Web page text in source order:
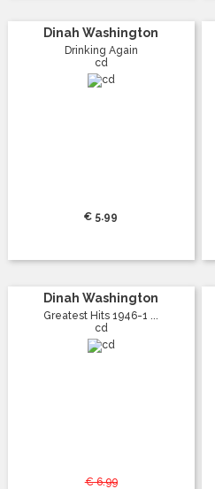
Dinah Washington
Drinking Again
cd
€ 5.99
Dinah Washington
Greatest Hits 1946-1 ...
cd
€ 6.99